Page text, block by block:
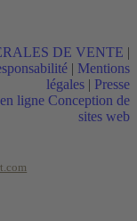
DE VENTE |
| Mentions
légales | Presse
ligne Conception de
sites web